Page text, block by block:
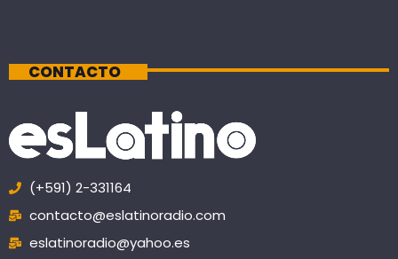
CONTACTO
(+591) 2-331164
contacto@eslatinoradio.com
eslatinoradio@yahoo.es